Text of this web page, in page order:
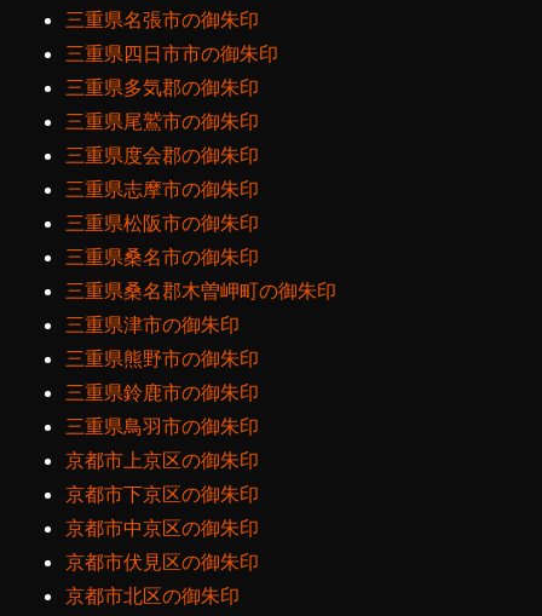
三重県名張市の御朱印
三重県四日市市の御朱印
三重県多気郡の御朱印
三重県尾鷲市の御朱印
三重県度会郡の御朱印
三重県志摩市の御朱印
三重県松阪市の御朱印
三重県桑名市の御朱印
三重県桑名郡木曽岬町の御朱印
三重県津市の御朱印
三重県熊野市の御朱印
三重県鈴鹿市の御朱印
三重県鳥羽市の御朱印
京都市上京区の御朱印
京都市下京区の御朱印
京都市中京区の御朱印
京都市伏見区の御朱印
京都市北区の御朱印